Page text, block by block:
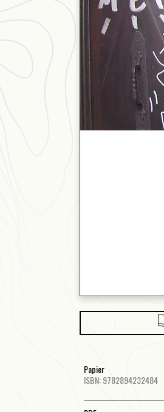
Papier
ISBN: 9782894232484